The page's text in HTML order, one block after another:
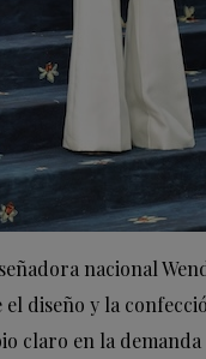
nacional
el diseño y la
claro en la